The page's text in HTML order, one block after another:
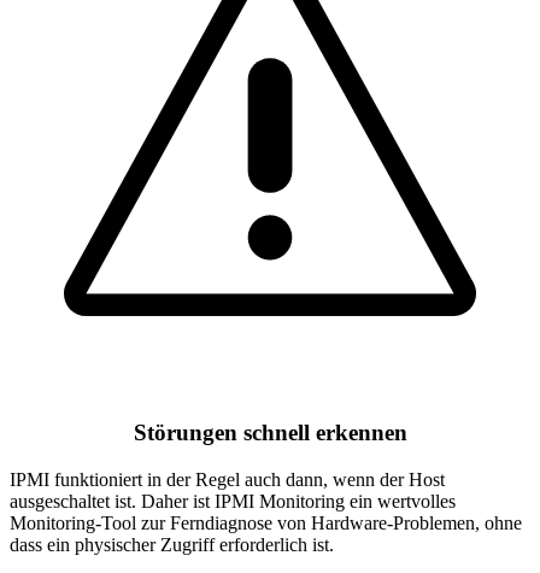
Störungen schnell erkennen
IPMI funktioniert in der Regel auch dann, wenn der Host
ausgeschaltet ist. Daher ist IPMI Monitoring ein wertvolles
Monitoring-Tool zur Ferndiagnose von Hardware-Problemen, ohne
dass ein physischer Zugriff erforderlich ist.